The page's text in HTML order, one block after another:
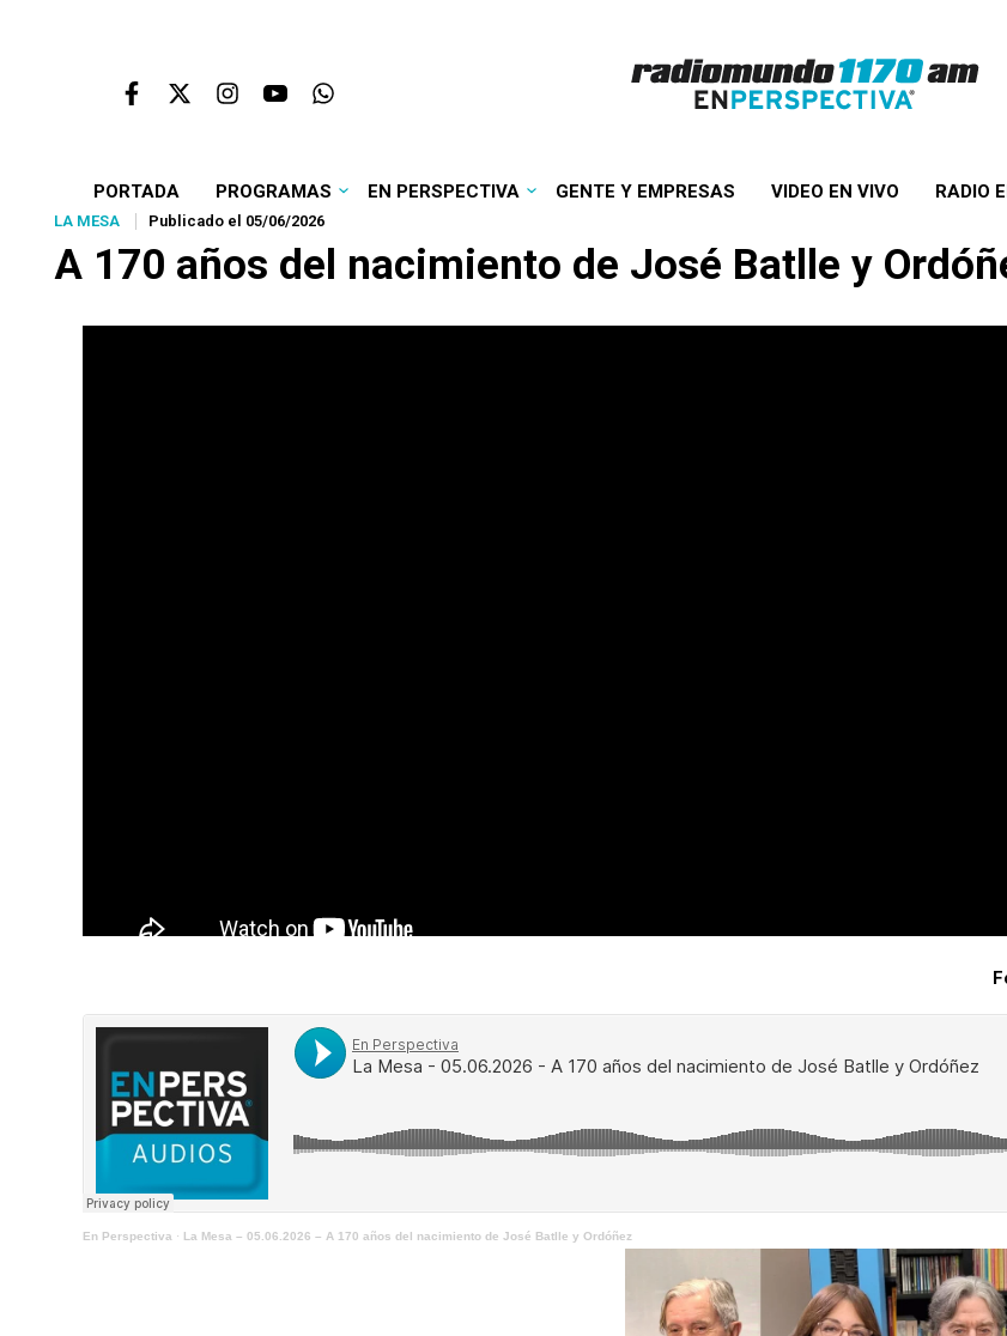
PORTADA PROGRAMAS EN PERSPECTIVA GENTE Y EMPRESAS VIDEO EN VIVO RADIO
LA MESA Publicado el 05/06/2026
A 170 años del nacimiento de José Batlle y
En Perspectiva · La Mesa – 05.06.2026 – A 170 años del nacimiento de José Batlle y Ordóñez